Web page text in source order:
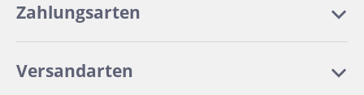
Zahlungsarten
Versandarten